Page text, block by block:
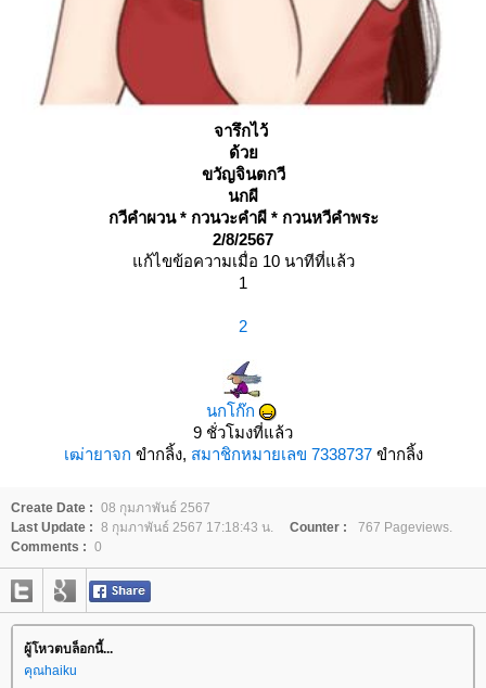
จารึกไว้
ด้ว
ขวัญจินตกวี
นกผี
กวีคำผวน * กวนวะคำผี * กวนหวีคำพระ
2/8/2567
ก้ไขข้อความเมื่อ 10 นาทีที่แล้ว
1
2
นกโก๊ก
9 ชั่วโมงที่แล้ว
เฒ่ายาจก ขำกลิ้ง, สมาชิกหมายเลข 7338737ขำกลิ้ง
Create Date : 08 กุมภาพันธ์ 2567
Last Update : 8 กุมภาพันธ์ 2567 17:18:43 น. Counter :
767 Pageviews.
Comments : 0
ผู้โหวตบล็อกนี้...
คุณhaiku